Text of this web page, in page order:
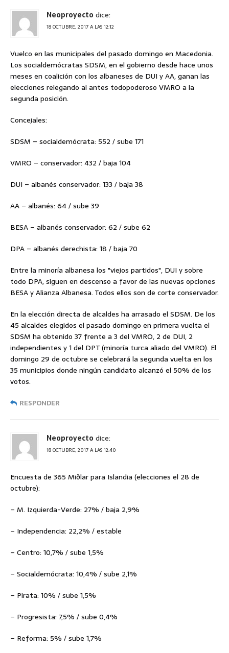
Neoproyecto dice:
18 OCTUBRE, 2017 A LAS 12:12
Vuelco en las municipales del pasado domingo en Macedonia.
Los socialdemócratas SDSM, en el gobierno desde hace unos
meses en coalición con los albaneses de DUI y AA, ganan las
elecciones relegando al antes todopoderoso VMRO a la
segunda posición.
Concejales:
SDSM – socialdemócrata: 552 / sube 171
VMRO – conservador: 432 / baja 104
DUI – albanés conservador: 133 / baja 38
AA – albanés: 64 / sube 39
BESA – albanés conservador: 62 / sube 62
DPA – albanés derechista: 18 / baja 70
Entre la minoría albanesa los "viejos partidos", DUI y sobre
todo DPA, siguen en descenso a favor de las nuevas opciones
BESA y Alianza Albanesa. Todos ellos son de corte conservador.
En la elección directa de alcaldes ha arrasado el SDSM. De los
45 alcaldes elegidos el pasado domingo en primera vuelta el
SDSM ha obtenido 37 frente a 3 del VMRO, 2 de DUI, 2
independientes y 1 del DPT (minoría turca aliado del VMRO). El
domingo 29 de octubre se celebrará la segunda vuelta en los
35 municipios donde ningún candidato alcanzó el 50% de los
votos.
RESPONDER
Neoproyecto dice:
18 OCTUBRE, 2017 A LAS 12:40
Encuesta de 365 Miðlar para Islandia (elecciones el 28 de
octubre):
– M. Izquierda-Verde: 27% / baja 2,9%
– Independencia: 22,2% / estable
– Centro: 10,7% / sube 1,5%
– Socialdemócrata: 10,4% / sube 2,1%
– Pirata: 10% / sube 1,5%
– Progresista: 7,5% / sube 0,4%
– Reforma: 5% / sube 1,7%